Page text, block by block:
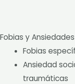
Fobias y
Fobias
Ansiedad
traumáticas